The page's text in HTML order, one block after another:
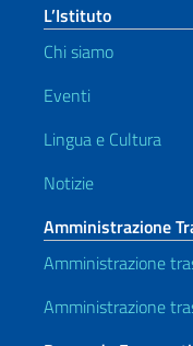
L’Istituto
Chi siamo
Eventi
Lingua e Cultura
Notizie
Amministrazione
Amministrazione
Amministrazione